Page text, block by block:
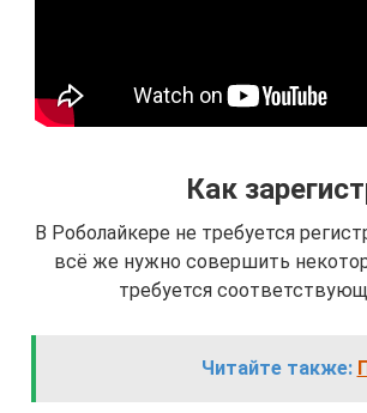
Как
В Роболайкере не требуется
всё же нужно совершить
требуется
Читайте также: